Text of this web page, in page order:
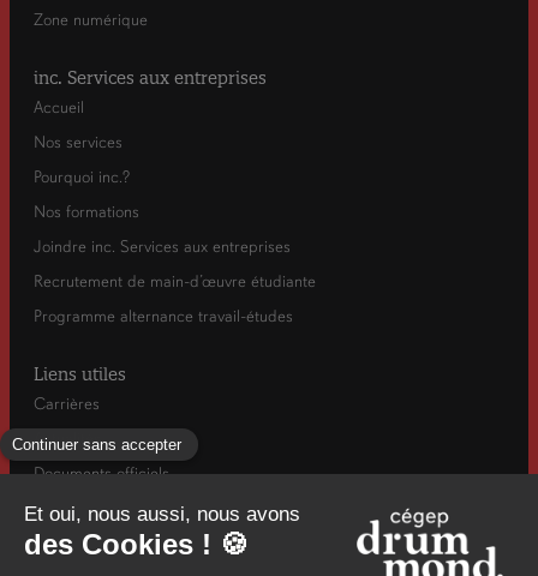
Zone numérique
inc. Services aux entreprises
Accueil
Nos services
Pourquoi inc.?
Nos formations
Joindre inc. Services aux entreprises
Recrutement de main-d’œuvre étudiante
Programme alternance travail-études
Liens utiles
Carrières
Actualités
Documents officiels
Info-rentrée automne
Mesures d’urgence / Santé et sécurité